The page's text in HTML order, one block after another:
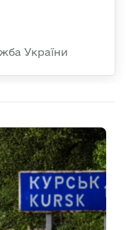
України